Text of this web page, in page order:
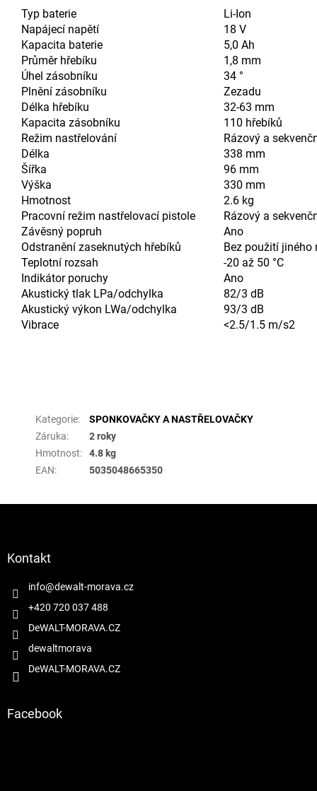
Typ baterie
Li-Ion
Napájecí napětí
18 V
Kapacita baterie
5,0 Ah
Průměr hřebíku
1,8 mm
Úhel zásobníku
34 °
Plnění zásobníku
Zezadu
Délka hřebíku
32-63 mm
Kapacita zásobníku
110 hřebíků
Režim nastřelování
Rázový a
Délka
338 mm
Šířka
96 mm
Výška
330 mm
Hmotnost
2.6 kg
Pracovní režim nastřelovací pistole
Rázový a
Závěsný popruh
Ano
Odstranění zaseknutých hřebíků
Bez použití jiného
Teplotní rozsah
-20 až 50 °C
Indikátor poruchy
Ano
Akustický tlak LPa/odchylka
82/3 dB
Akustický výkon LWa/odchylka
93/3 dB
Vibrace
<2.5/1.5 m/s2
Kategorie:
SPONKOVAČKY A NASTŘELOVAČKY
Záruka:
2 roky
Hmotnost:
4.8 kg
EAN: 5035048665350
Kontakt
info@dewalt-morava.cz
+420 720 037 488
DeWALT-MORAVA.CZ
dewaltmorava
DeWALT-MORAVA.CZ
Facebook